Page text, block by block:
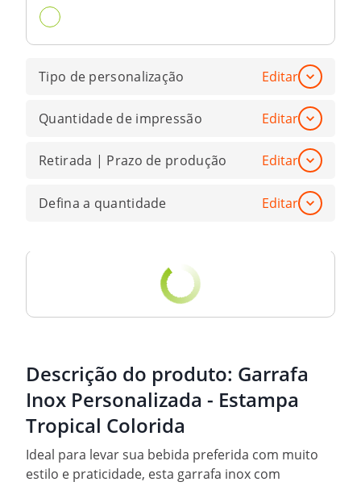
Tipo de personalização Editar
Quantidade de impressão Editar
Retirada | Prazo de produção Editar
Defina a quantidade Editar
Descrição do produto: Garrafa
Inox Personalizada - Estampa
Tropical Colorida
Ideal para levar sua bebida preferida com muito
estilo e praticidade, esta garrafa inox com